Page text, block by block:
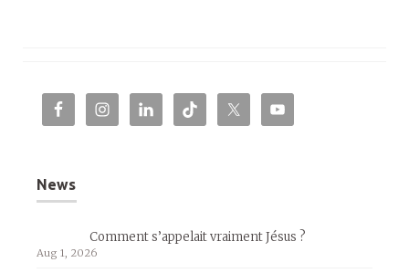
News
Comment s’appelait vraiment Jésus ?
Aug 1, 2026